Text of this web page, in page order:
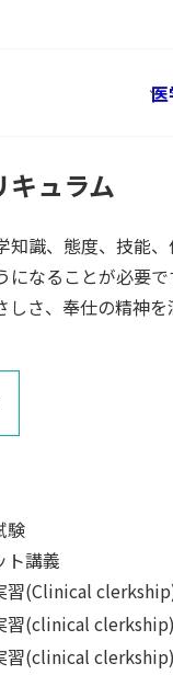
キュラム
識、態度、技能
なることが必要
しさ、奉仕の精神
験
ト講義
習(Clinical
習(clinical
習(clinical